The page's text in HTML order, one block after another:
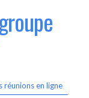
réunions en ligne